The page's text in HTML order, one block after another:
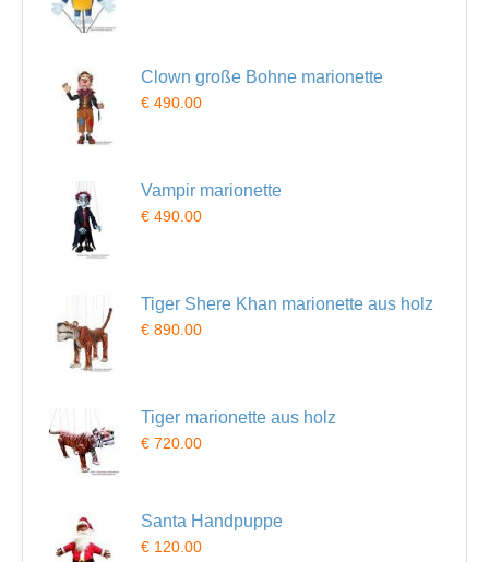
Clown große Bohne marionette
€ 490.00
Vampir marionette
€ 490.00
Tiger Shere Khan marionette aus holz
€ 890.00
Tiger marionette aus holz
€ 720.00
Santa Handpuppe
€ 120.00